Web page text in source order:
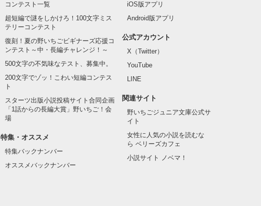
コンテスト一覧
超短編で謎をしかけろ！100文字ミス
テリーコンテスト
復刻！夏の野いちごビギナーズ応援コ
ンテスト～中・長編チャレンジ！～
500文字の不気味なテスト、募集中。
200文字でゾッ！こわい短編コンテス
ト
スターツ出版小説投稿サイト合同企画
「1話からの長編大賞」野いちご！会
場
特集・オススメ
特集バックナンバー
オススメバックナンバー
iOS版アプリ
Android版アプリ
公式アカウント
X（Twitter）
YouTube
LINE
関連サイト
野いちごジュニア文庫公式サ
イト
女性に人気の小説を読むな
ら ベリーズカフェ
小説サイト ノベマ！